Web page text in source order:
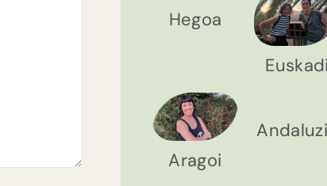
Hegoa
Euskadi
Aragoi